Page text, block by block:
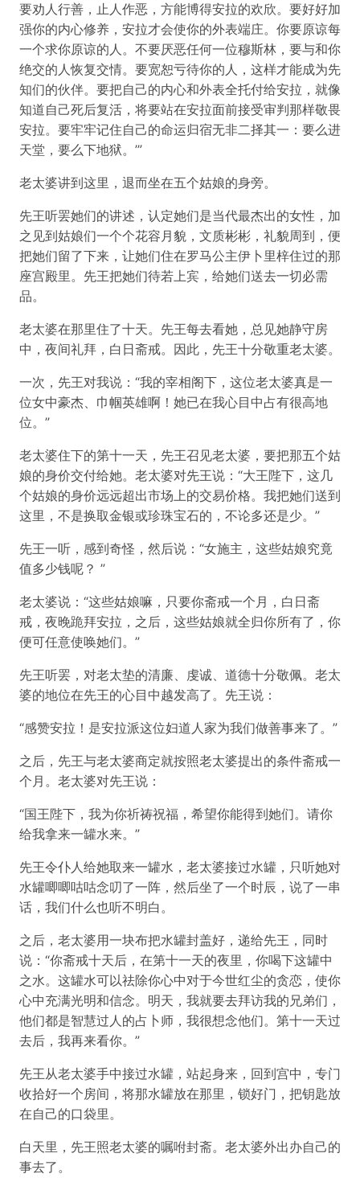
要劝人行善，止人作恶，方能博得安拉的欢欣。要好好加
强你的内心修养，安拉才会使你的外表端庄。你要原谅每
一个求你原谅的人。不要厌恶任何一位穆斯林，要与和你
绝交的人恢复交情。要宽恕亏待你的人，这样才能成为先
知们的伙伴。要把自己的内心和外表全托付给安拉，就像
知道自己死后复活，将要站在安拉面前接受审判那样敬畏
安拉。要牢牢记住自己的命运归宿无非二择其一：要么进
天堂，要么下地狱。’”
老太婆讲到这里，退而坐在五个姑娘的身旁。
先王听罢她们的讲述，认定她们是当代最杰出的女性，加
之见到姑娘们一个个花容月貌，文质彬彬，礼貌周到，便
把她们留了下来，让她们住在罗马公主伊卜里梓住过的那
座宫殿里。先王把她们待若上宾，给她们送去一切必需
品。
老太婆在那里住了十天。先王每去看她，总见她静守房
中，夜间礼拜，白日斋戒。因此，先王十分敬重老太婆。
一次，先王对我说：“我的宰相阁下，这位老太婆真是一
位女中豪杰、巾帼英雄啊！她已在我心目中占有很高地
位。”
老太婆住下的第十一天，先王召见老太婆，要把那五个姑
娘的身价交付给她。老太婆对先王说：“大王陛下，这几
个姑娘的身价远远超出市场上的交易价格。我把她们送到
这里，不是换取金银或珍珠宝石的，不论多还是少。”
先王一听，感到奇怪，然后说：“女施主，这些姑娘究竟
值多少钱呢？ ”
老太婆说：“这些姑娘嘛，只要你斋戒一个月，白日斋
戒，夜晚跪拜安拉，之后，这些姑娘就全归你所有了，你
便可任意使唤她们。”
先王听罢，对老太垫的清廉、虔诚、道德十分敬佩。老太
婆的地位在先王的心目中越发高了。先王说：
“感赞安拉！是安拉派这位妇道人家为我们做善事来了。”
之后，先王与老太婆商定就按照老太婆提出的条件斋戒一
个月。老太婆对先王说：
“国王陛下，我为你祈祷祝福，希望你能得到她们。请你
给我拿来一罐水来。”
先王令仆人给她取来一罐水，老太婆接过水罐，只听她对
水罐唧唧咕咕念叨了一阵，然后坐了一个时辰，说了一串
话，我们什么也听不明白。
之后，老太婆用一块布把水罐封盖好，递给先王，同时
说：“你斋戒十天后，在第十一天的夜里，你喝下这罐中
之水。这罐水可以祛除你心中对于今世红尘的贪恋，使你
心中充满光明和信念。明天，我就要去拜访我的兄弟们，
他们都是智慧过人的占卜师，我很想念他们。第十一天过
去后，我再来看你。”
先王从老太婆手中接过水罐，站起身来，回到宫中，专门
收拾好一个房间，将那水罐放在那里，锁好门，把钥匙放
在自己的口袋里。
白天里，先王照老太婆的嘱咐封斋。老太婆外出办自己的
事去了。